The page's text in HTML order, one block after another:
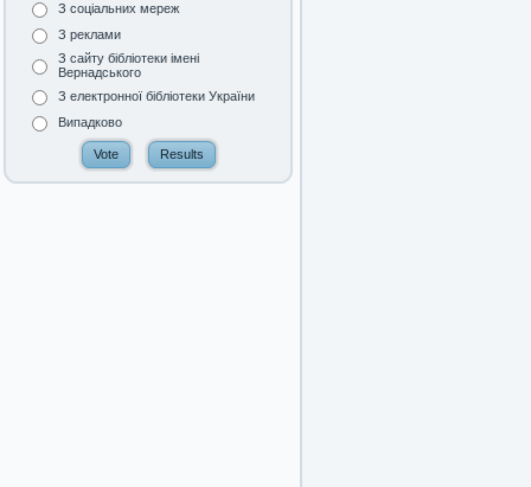
З соціальних мереж
З реклами
З сайту бібліотеки імені
Вернадського
З електронної бібліотеки України
Випадково